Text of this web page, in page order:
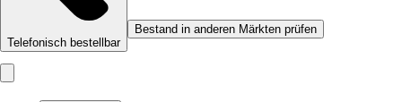
Telefonisch bestellbar
Bestand in anderen Märkten prüfen